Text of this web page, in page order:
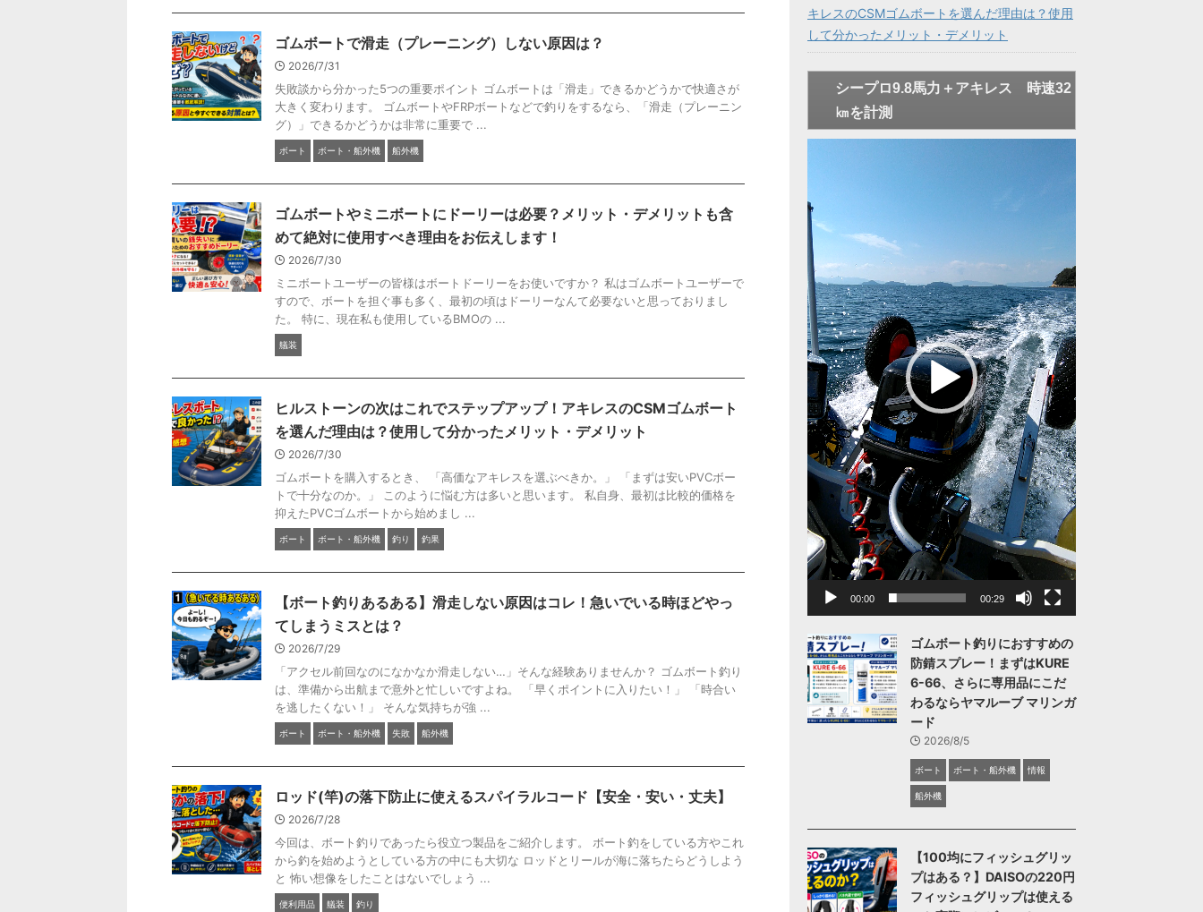
ゴムボートで滑走（プレーニング）しない原因は？
2026/7/31
失敗談から分かった5つの重要ポイント ゴムボートは「滑走」できるかどうかで快適さが
大きく変わります。 ゴムボートやFRPボートなどで釣りをするなら、「滑走（プレーニン
グ）」できるかどうかは非常に重要で ...
ボート ボート・船外機 船外機
ゴムボートやミニボートにドーリーは必要？メリット・デメリットも含
めて絶対に使用すべき理由をお伝えします！
2026/7/30
ミニボートユーザーの皆様はボートドーリーをお使いですか？ 私はゴムボートユーザーで
すので、ボートを担ぐ事も多く、最初の頃はドーリーなんて必要ないと思っておりまし
た。 特に、現在私も使用しているBMOの ...
艤装
ヒルストーンの次はこれでステップアップ！アキレスのCSMゴムボート
を選んだ理由は？使用して分かったメリット・デメリット
2026/7/30
ゴムボートを購入するとき、 「高価なアキレスを選ぶべきか。」 「まずは安いPVCボー
トで十分なのか。」 このように悩む方は多いと思います。 私自身、最初は比較的価格を
抑えたPVCゴムボートから始めまし ...
ボート ボート・船外機 釣り 釣果
【ボート釣りあるある】滑走しない原因はコレ！急いでいる時ほどやっ
てしまうミスとは？
2026/7/29
「アクセル前回なのになかなか滑走しない…」そんな経験ありませんか？ ゴムボート釣り
は、準備から出航まで意外と忙しいですよね。 「早くポイントに入りたい！」 「時合い
を逃したくない！」 そんな気持ちが強 ...
ボート ボート・船外機 失敗 船外機
ロッド(竿)の落下防止に使えるスパイラルコード【安全・安い・丈夫】
2026/7/28
今回は、ボート釣りであったら役立つ製品をご紹介します。 ボート釣をしている方やこれ
から釣を始めようとしている方の中にも大切な ロッドとリールが海に落ちたらどうしよう
と 怖い想像をしたことはないでしょう ...
便利用品 艤装 釣り
キレスのCSMゴムボートを選んだ理由は？使用
して分かったメリット・デメリット
シープロ9.8馬力＋アキレス 時速32
㎞を計測
レ
ー
ヤ
ー
00:00 00:29
ゴムボート釣りにおすすめの
防錆スプレー！まずはKURE
6-66、さらに専用品にこだ
わるならヤマルーブ マリンガ
ード
2026/8/5
ボート ボート・船外機 情報
船外機
【100均にフィッシュグリッ
プはある？】DAISOの220円
フィッシュグリップは使える